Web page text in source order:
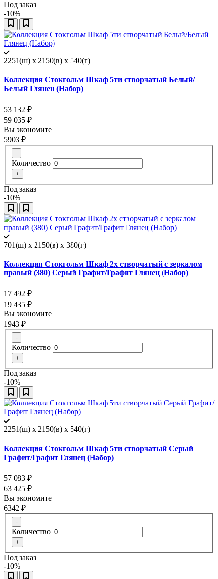
Под заказ
-10%
2251(ш) x 2150(в) x 540(г)
Коллекция Стокгольм Шкаф 5ти створчатый Белый/
Белый Глянец (Набор)
53 132 ₽
59 035 ₽
Вы экономите
5903 ₽
-
Количество
+
Под заказ
-10%
701(ш) x 2150(в) x 380(г)
Коллекция Стокгольм Шкаф 2х створчатый с зеркалом
правый (380) Серый Графит/Графит Глянец (Набор)
17 492 ₽
19 435 ₽
Вы экономите
1943 ₽
-
Количество
+
Под заказ
-10%
2251(ш) x 2150(в) x 540(г)
Коллекция Стокгольм Шкаф 5ти створчатый Серый
Графит/Графит Глянец (Набор)
57 083 ₽
63 425 ₽
Вы экономите
6342 ₽
-
Количество
+
Под заказ
-10%